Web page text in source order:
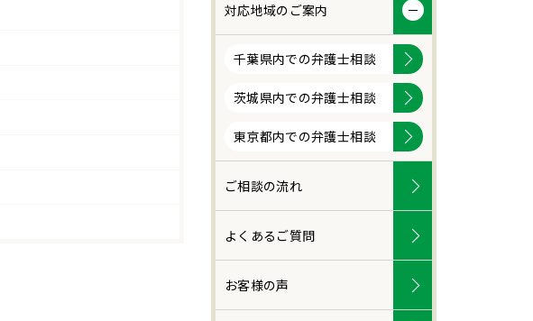
対応地域のご案内
千葉県内での弁護士相談
茨城県内での弁護士相談
東京都内での弁護士相談
ご相談の流れ
よくあるご質問
お客様の声